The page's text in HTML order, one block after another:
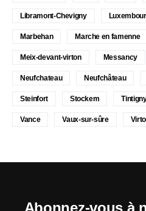
Libramont-Chevigny
Marbehan Marche en famenne
Meix-devant-virton Messancy
Neufchateau Neufchâteau
Steinfort Stockem
Vance Vaux-sur-sûre
Abonnez-vous à